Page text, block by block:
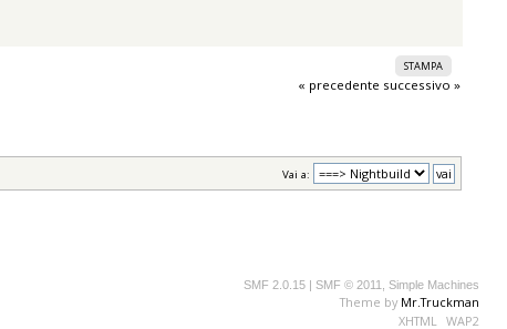
STAMPA
« precedente successivo »
Vai a:
SMF 2.0.15 SMF © 2011 Simple Machines
Theme by Mr.Truckman
XHTML WAP2